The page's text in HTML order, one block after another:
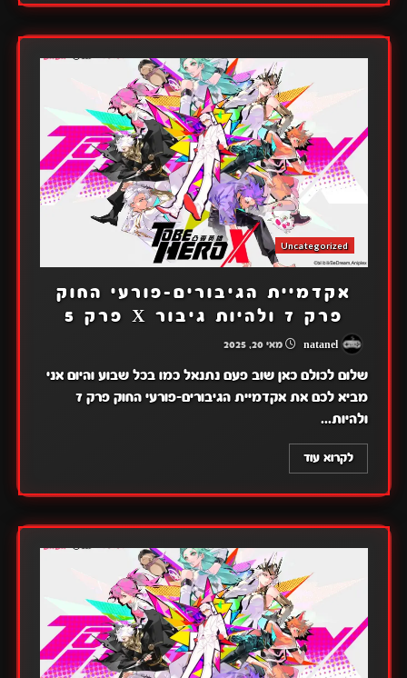
Uncategorized
אקדמיית הגיבורים-פורעי החוק
פרק 7 ולהיות גיבור X פרק 5
מאי 20, 2025
שלום לכולם כאן שוב פעם נתנאל כמו בכל שבוע והיום אני
מביא לכם את אקדמיית הגיבורים-פורעי החוק פרק 7
ולהיות...
לקרוא עוד